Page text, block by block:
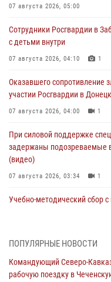
07 августа 2026, 05:00
Сотрудники Росгвардии в
с детьми внутри
07 августа 2026, 04:10 1
Оказавшего сопротивление
участии Росгвардии в
07 августа 2026, 04:00 1
При силовой поддержке
задержаны подозреваемые
(видео)
07 августа 2026, 03:34 1
Учебно-методический сбор
07 августа 2026, 02:53 3
Генерал-полковник Олег
организационно-штатных
ПОПУЛЯРНЫЕ НОВОСТИ
Командующий Северо-
рабочую поездку в